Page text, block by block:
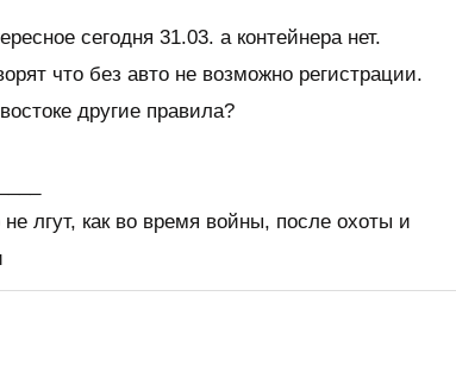
сегодня 31.03. а контейнера нет.
что без авто не возможно регистрации.
другие правила?
не лгут, как во время войны, после охоты и